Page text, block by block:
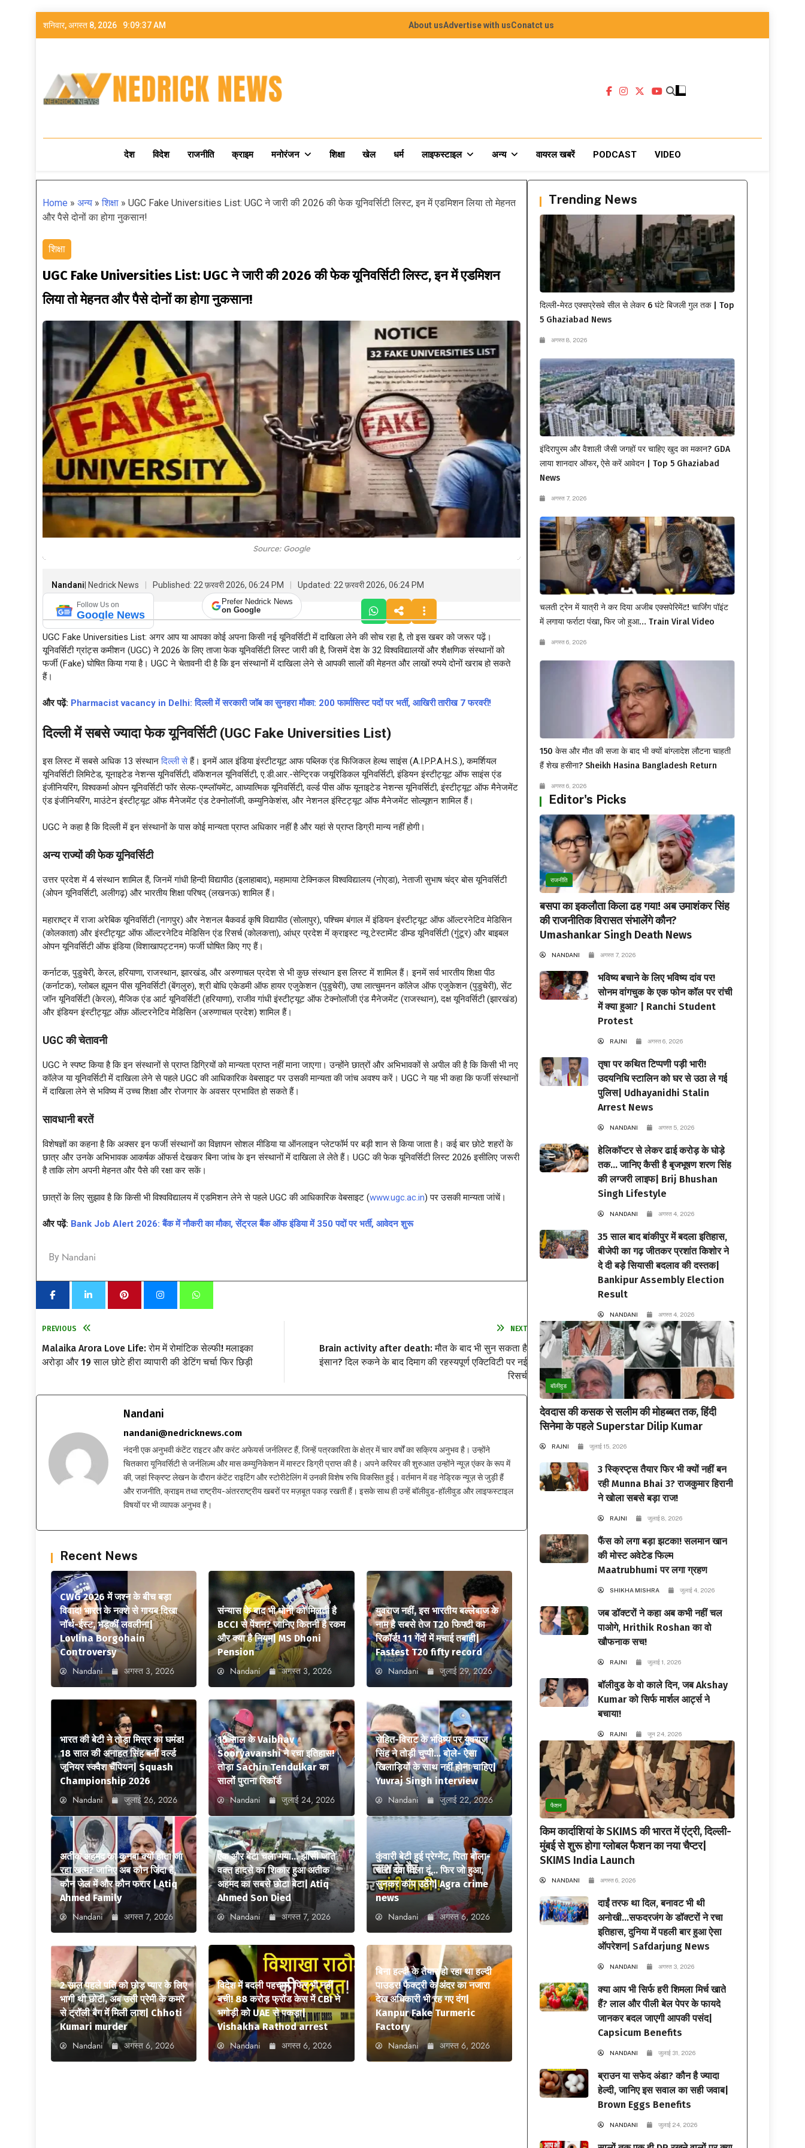
शनिवार, अगस्त 8, 2026 9:09:38 AM About usAdvertise with usConatct us
NEDRICK NEWS
देश विदेश राजनीति क्राइम मनोरंजन शिक्षा खेल धर्म लाइफस्टाइल अन्य वायरल खबरें PODCAST VIDEO
Home » अन्य »शिक्षा » UGC Fake Universities List: UGC ने जारी की 2026 की फेक यूनिवर्सिटी लिस्ट, इन में एडमिशन लिया तो मेहनत
और पैसे दोनों का होगा नुकसान!
शिक्षा
UGC Fake Universities List: UGC ने जारी की 2026 की फेक यूनिवर्सिटी लिस्ट, इन में एडमिशन
लिया तो मेहनत और पैसे दोनों का होगा नुकसान!
Source: Google
Nandani | Nedrick News Published: 22 फ़रवरी 2026, 06:24 PM Updated: 22 फ़रवरी 2026, 06:24 PM
Follow Us on
Google News
Prefer Nedrick News
on Google
UGC Fake Universities List: अगर आप या आपका कोई अपना किसी नई यूनिवर्सिटी में दाखिला लेने की सोच रहा है, तो इस खबर को जरूर पढ़ें।
यूनिवर्सिटी ग्रांट्स कमीशन (UGC) ने 2026 के लिए ताजा फेक यूनिवर्सिटी लिस्ट जारी की है, जिसमें देश के 32 विश्वविद्यालयों और शैक्षणिक संस्थानों को
फर्जी (Fake) घोषित किया गया है। UGC ने चेतावनी दी है कि इन संस्थानों में दाखिला लेने से आपकी सालों की मेहनत और लाखों रुपये दोनों खराब हो सकते
हैं।
और पढ़ें: Pharmacist vacancy in Delhi: दिल्ली में सरकारी जॉब का सुनहरा मौका: 200 फार्मासिस्ट पदों पर भर्ती, आखिरी तारीख 7 फरवरी!
दिल्ली में सबसे ज्यादा फेक यूनिवर्सिटी (UGC Fake Universities List)
इस लिस्ट में सबसे अधिक 13 संस्थानदिल्ली सेहैं। इनमें आल इंडिया इंस्टीटयूट आफ पब्लिक एंड फिजिकल हेल्थ साइंस (A.I.P.P.A.H.S.), कमर्शियल
यूनिवर्सिटी लिमिटेड, यूनाइटेड नेशन्स यूनिवर्सिटी, वॉकेशनल यूनिवर्सिटी, ए.डी.आर.-सेन्ट्रिक जयूरिडिकल यूनिवर्सिटी, इंडियन इंस्टीट्यूट ऑफ साइंस एंड
इंजीनियरिंग, विश्वकर्मा ओपन यूनिवर्सिटी फॉर सेल्फ-एम्प्लॉयमेंट, आध्यात्मिक यूनिवर्सिटी, वर्ल्ड पीस ऑफ यूनाइटेड नेशन्स यूनिवर्सिटी, इंस्टीट्यूट ऑफ मैनेजमेंट
एंड इंजीनियरिंग, माउंटेन इंस्टीट्यूट ऑफ मैनेजमेंट एंड टेक्नोलॉजी, कम्युनिकेशंस, और नेशनल इंस्टिट्यूट ऑफ मैनेजमेंट सोल्यूशन शामिल हैं।
UGC ने कहा है कि दिल्ली में इन संस्थानों के पास कोई मान्यता प्राप्त अधिकार नहीं है और यहां से प्राप्त डिग्री मान्य नहीं होगी।
अन्य राज्यों की फेक यूनिवर्सिटी
उत्तर प्रदेश में 4 संस्थान शामिल हैं, जिनमें गांधी हिन्दी विद्यापीठ (इलाहाबाद), महामाया टेक्निकल विश्वविद्यालय (नोएडा), नेताजी सुभाष चंद्र बोस यूनिवर्सिटी
(ओपन यूनिवर्सिटी, अलीगढ़) और भारतीय शिक्षा परिषद् (लखनऊ) शामिल हैं।
महाराष्ट्र में राजा अरेबिक यूनिवर्सिटी (नागपुर) और नेशनल बैकवर्ड कृषि विद्यापीठ (सोलापुर), पश्चिम बंगाल में इंडियन इंस्टीट्यूट ऑफ ऑल्टरनेटिव मेडिसिन
(कोलकाता) और इंस्टीट्यूट ऑफ ऑल्टरनेटिव मेडिसिन एंड रिसर्च (कोलकत्ता), आंध्र प्रदेश में क्राइस्ट न्यू टेस्टामेंट डीम्ड यूनिवर्सिटी (गुंटूर) और बाइबल
ओपन यूनिवर्सिटी ऑफ इंडिया (विशाखापट्टनम) फर्जी घोषित किए गए हैं।
कर्नाटक, पुडुचेरी, केरल, हरियाणा, राजस्थान, झारखंड, और अरुणाचल प्रदेश से भी कुछ संस्थान इस लिस्ट में शामिल हैं। इनमें सर्व भारतीय शिक्षा पीठ
(कर्नाटक), ग्लोबल ह्यूमन पीस यूनिवर्सिटी (बेंगलुरु), श्री बोधि एकेडमी ऑफ हायर एजुकेशन (पुडुचेरी), उषा लात्चुमनन कॉलेज ऑफ एजुकेशन (पुडुचेरी), सेंट
जॉन यूनिवर्सिटी (केरल), मैजिक एंड आर्ट यूनिवर्सिटी (हरियाणा), राजीव गांधी इंस्टीट्यूट ऑफ टेक्नोलॉजी एंड मैनेजमेंट (राजस्थान), दक्ष यूनिवर्सिटी (झारखंड)
और इंडियन इंस्टीट्यूट ऑफ़ ऑल्टरनेटिव मेडिसिन (अरुणाचल प्रदेश) शामिल हैं।
UGC की चेतावनी
UGC ने स्पष्ट किया है कि इन संस्थानों से प्राप्त डिग्रियों को मान्यता प्राप्त नहीं माना जाएगा। उन्होंने छात्रों और अभिभावकों से अपील की है कि किसी भी नए
कॉलेज या यूनिवर्सिटी में दाखिला लेने से पहले UGC की आधिकारिक वेबसाइट पर उसकी मान्यता की जांच अवश्य करें। UGC ने यह भी कहा कि फर्जी संस्थानों
में दाखिला लेने से भविष्य में उच्च शिक्षा और रोजगार के अवसर प्रभावित हो सकते हैं।
सावधानी बरतें
विशेषज्ञों का कहना है कि अक्सर इन फर्जी संस्थानों का विज्ञापन सोशल मीडिया या ऑनलाइन प्लेटफॉर्म पर बड़ी शान से किया जाता है। कई बार छोटे शहरों के
छात्र और उनके अभिभावक आकर्षक ऑफर्स देखकर बिना जांच के इन संस्थानों में दाखिला ले लेते हैं। UGC की फेक यूनिवर्सिटी लिस्ट 2026 इसीलिए जरूरी
है ताकि लोग अपनी मेहनत और पैसे की रक्षा कर सकें।
छात्रों के लिए सुझाव है कि किसी भी विश्वविद्यालय में एडमिशन लेने से पहले UGC की आधिकारिक वेबसाइट (www.ugc.ac.in) पर उसकी मान्यता जांचें।
और पढ़ें: Bank Job Alert 2026: बैंक में नौकरी का मौका, सेंट्रल बैंक ऑफ इंडिया में 350 पदों पर भर्ती, आवेदन शुरू
By Nandani
PREVIOUS
Malaika Arora Love Life: रोम में रोमांटिक सेल्फी! मलाइका
अरोड़ा और 19 साल छोटे हीरा व्यापारी की डेटिंग चर्चा फिर छिड़ी
NEXT
Brain activity after death: मौत के बाद भी सुन सकता है
इंसान? दिल रुकने के बाद दिमाग की रहस्यपूर्ण एक्टिविटी पर नई
रिसर्च
Nandani
nandani@nedricknews.com
नंदनी एक अनुभवी कंटेंट राइटर और करंट अफेयर्स जर्नलिस्ट हैं, जिन्हें पत्रकारिता के क्षेत्र में चार वर्षों का सक्रिय अनुभव है। उन्होंने
चितकारा यूनिवर्सिटी से जर्नलिज़्म और मास कम्युनिकेशन में मास्टर डिग्री प्राप्त की है। अपने करियर की शुरुआत उन्होंने न्यूज़ एंकर के रूप में
की, जहां स्क्रिप्ट लेखन के दौरान कंटेंट राइटिंग और स्टोरीटेलिंग में उनकी विशेष रुचि विकसित हुई। वर्तमान में वह नेड्रिक न्यूज़ से जुड़ी हैं
और राजनीति, क्राइम तथा राष्ट्रीय-अंतरराष्ट्रीय खबरों पर मज़बूत पकड़ रखती हैं। इसके साथ ही उन्हें बॉलीवुड-हॉलीवुड और लाइफस्टाइल
विषयों पर भी व्यापक अनुभव है।
Recent News
CWG 2026 में जश्न के बीच बड़ा
विवाद! भारत के नक्शे से गायब दिखा
नॉर्थ-ईस्ट, भड़कीं लवलीना|
Lovlina Borgohain
Controversy
Nandani अगस्त 3, 2026
संन्यास के बाद भी धोनी को मिलती है
BCCI से पेंशन? जानिए कितनी है रकम
और क्या है नियम| MS Dhoni
Pension
Nandani अगस्त 3, 2026
युवराज नहीं, इस भारतीय बल्लेबाज के
नाम है सबसे तेज T20 फिफ्टी का
रिकॉर्ड! 11 गेंदों में मचाई तबाही|
Fastest T20 fifty record
Nandani जुलाई 29, 2026
भारत की बेटी ने तोड़ा मिस्र का घमंड!
18 साल की अनाहत सिंह बनीं वर्ल्ड
जूनियर स्क्वैश चैंपियन| Squash
Championship 2026
Nandani जुलाई 26, 2026
15 साल के Vaibhav
Sooryavanshi ने रचा इतिहास!
तोड़ा Sachin Tendulkar का
सालों पुराना रिकॉर्ड
Nandani जुलाई 24, 2026
रोहित-विराट के भविष्य पर युवराज
सिंह ने तोड़ी चुप्पी… बोले- ऐसा
खिलाड़ियों के साथ नहीं होना चाहिए|
Yuvraj Singh interview
Nandani जुलाई 22, 2026
अतीक अहमद का कुनबा क्यों होता जा
रहा खत्म? जानिए अब कौन जिंदा है,
कौन जेल में और कौन फरार | Atiq
Ahmed Family
Nandani अगस्त 7, 2026
एक और बेटा चला गया… झांसी जाते
वक्त हादसे का शिकार हुआ अतीक
अहमद का सबसे छोटा बेटा| Atiq
Ahmed Son Died
Nandani अगस्त 7, 2026
कुंवारी बेटी हुई प्रेग्नेंट, पिता बोला-
चलो दवा दिला दूं… फिर जो हुआ,
सुनकर कांप उठेंगे| Agra crime
news
Nandani अगस्त 6, 2026
2 साल पहले पति को छोड़ प्यार के लिए
भागी थी छोटी, अब उसी प्रेमी के कमरे
से ट्रॉली बैग में मिली लाश| Chhoti
Kumari murder
Nandani अगस्त 6, 2026
विदेश में बदली पहचान, फिर भी नहीं
बची! 88 करोड़ फ्रॉड केस में CBI ने
भगोड़ी को UAE से पकड़ा|
Vishakha Rathod arrest
Nandani अगस्त 6, 2026
बिना हल्दी के तैयार हो रहा था हल्दी
पाउडर! फैक्ट्री के अंदर का नजारा
देख अधिकारी भी रह गए दंग|
Kanpur Fake Turmeric
Factory
Nandani अगस्त 6, 2026
Trending News
दिल्ली-मेरठ एक्सप्रेसवे सील से लेकर 6 घंटे बिजली गुल तक | Top
5 Ghaziabad News
अगस्त 8, 2026
इंदिरापुरम और वैशाली जैसी जगहों पर चाहिए खुद का मकान? GDA
लाया शानदार ऑफर, ऐसे करें आवेदन | Top 5 Ghaziabad
News
अगस्त 7, 2026
चलती ट्रेन में यात्री ने कर दिया अजीब एक्सपेरिमेंट! चार्जिंग पॉइंट
में लगाया फर्राटा पंखा, फिर जो हुआ… Train Viral Video
अगस्त 6, 2026
150 केस और मौत की सजा के बाद भी क्यों बांग्लादेश लौटना चाहती
हैं शेख हसीना? Sheikh Hasina Bangladesh Return
अगस्त 6, 2026
Editor's Picks
राजनीति
बसपा का इकलौता किला ढह गया! अब उमाशंकर सिंह
की राजनीतिक विरासत संभालेंगे कौन?
Umashankar Singh Death News
NANDANI अगस्त 7, 2026
भविष्य बचाने के लिए भविष्य दांव पर!
सोनम वांगचुक के एक फोन कॉल पर रांची
में क्या हुआ? | Ranchi Student
Protest
RAJNI अगस्त 6, 2026
तृषा पर कथित टिप्पणी पड़ी भारी!
उदयनिधि स्टालिन को घर से उठा ले गई
पुलिस| Udhayanidhi Stalin
Arrest News
NANDANI अगस्त 5, 2026
हेलिकॉप्टर से लेकर ढाई करोड़ के घोड़े
तक… जानिए कैसी है बृजभूषण शरण सिंह
की लग्जरी लाइफ| Brij Bhushan
Singh Lifestyle
NANDANI अगस्त 4, 2026
35 साल बाद बांकीपुर में बदला इतिहास,
बीजेपी का गढ़ जीतकर प्रशांत किशोर ने
दे दी बड़े सियासी बदलाव की दस्तक|
Bankipur Assembly Election
Result
NANDANI अगस्त 4, 2026
बॉलीवुड
देवदास की कसक से सलीम की मोहब्बत तक, हिंदी
सिनेमा के पहले Superstar Dilip Kumar
RAJNI जुलाई 15, 2026
3 स्क्रिप्ट्स तैयार फिर भी क्यों नहीं बन
रही Munna Bhai 3? राजकुमार हिरानी
ने खोला सबसे बड़ा राज!
RAJNI जुलाई 8, 2026
फैंस को लगा बड़ा झटका! सलमान खान
की मोस्ट अवेटेड फिल्म
Maatrubhumi पर लगा ग्रहण
SHIKHA MISHRA जुलाई 4, 2026
जब डॉक्टरों ने कहा अब कभी नहीं चल
पाओगे, Hrithik Roshan का वो
खौफनाक सच!
RAJNI जुलाई 1, 2026
बॉलीवुड के वो काले दिन, जब Akshay
Kumar को सिर्फ मार्शल आर्ट्स ने
बचाया!
RAJNI जून 24, 2026
फैशन
किम कार्दाशियां के SKIMS की भारत में एंट्री, दिल्ली-
मुंबई से शुरू होगा ग्लोबल फैशन का नया चैप्टर|
SKIMS India Launch
NANDANI अगस्त 6, 2026
दाईं तरफ था दिल, बनावट भी थी
अनोखी…सफदरजंग के डॉक्टरों ने रचा
इतिहास, दुनिया में पहली बार हुआ ऐसा
ऑपरेशन| Safdarjung News
NANDANI अगस्त 3, 2026
क्या आप भी सिर्फ हरी शिमला मिर्च खाते
हैं? लाल और पीली बेल पेपर के फायदे
जानकर बदल जाएगी आपकी पसंद|
Capsicum Benefits
NANDANI जुलाई 31, 2026
ब्राउन या सफेद अंडा? कौन है ज्यादा
हेल्दी, जानिए इस सवाल का सही जवाब|
Brown Eggs Benefits
NANDANI जुलाई 24, 2026